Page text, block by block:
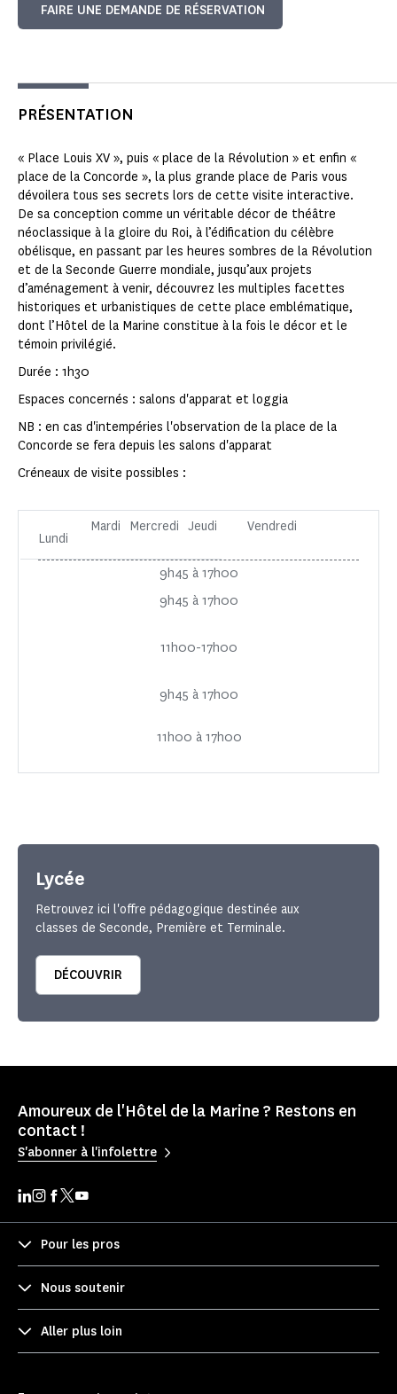
FAIRE UNE DEMANDE DE RÉSERVATION
PRÉSENTATION
« Place Louis XV », puis « place de la Révolution » et enfin «
place de la Concorde », la plus grande place de Paris vous
dévoilera tous ses secrets lors de cette visite interactive.
De sa conception comme un véritable décor de théâtre
néoclassique à la gloire du Roi, à l’édification du célèbre
obélisque, en passant par les heures sombres de la Révolution
et de la Seconde Guerre mondiale, jusqu’aux projets
d’aménagement à venir, découvrez les multiples facettes
historiques et urbanistiques de cette place emblématique,
dont l’Hôtel de la Marine constitue à la fois le décor et le
témoin privilégié.
Durée : 1h30
Espaces concernés : salons d'apparat et loggia
NB : en cas d'intempéries l'observation de la place de la
Concorde se fera depuis les salons d'apparat
Créneaux de visite possibles :
Lundi
Mardi Mercredi Jeudi Vendredi
11h00 à 17h00
9h45 à 17h00
11h00-17h00
9h45 à 17h00
9h45 à 17h00
Lycée
Retrouvez ici l'offre pédagogique destinée aux
classes de Seconde, Première et Terminale.
DÉCOUVRIR
Amoureux de l'Hôtel de la Marine ? Restons en
contact !
S'abonner à l'infolettre
Pour les pros
Nous soutenir
Aller plus loin